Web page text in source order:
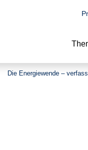
Die Energiewende –